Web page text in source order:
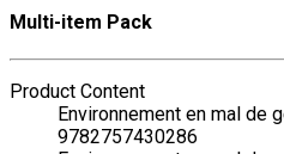
Multi-item Pack
Product Content
Environnement en mal de
9782757430286